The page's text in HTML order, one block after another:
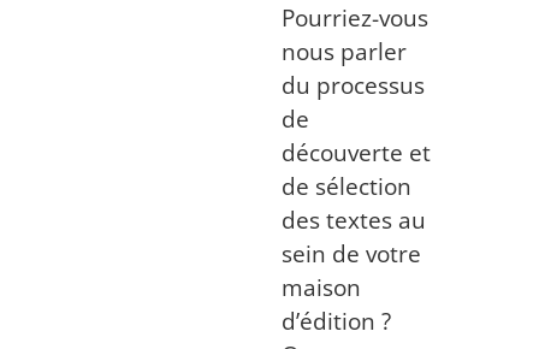
Pourriez-vous
nous parler
du processus
de
découverte et
de sélection
des textes au
sein de votre
maison
d’édition ?